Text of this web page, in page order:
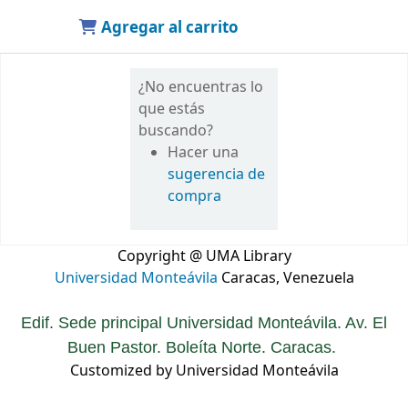
Agregar al carrito
¿No encuentras lo
que estás
buscando?
Hacer una
sugerencia de
compra
Copyright @ UMA Library
Universidad Monteávila Caracas, Venezuela
Edif. Sede principal Universidad Monteávila. Av. El
Buen Pastor. Boleíta Norte. Caracas.
Customized by Universidad Monteávila